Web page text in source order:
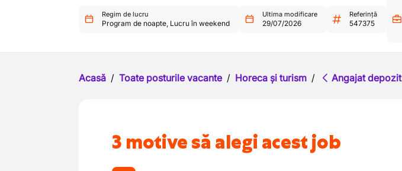
Regim de lucru
Program de noapte, Lucru în weekend
Ultima modificare
29/07/2026
Referință
547375
Acasă / Toate posturile vacante / Horeca și turism / Angajat depozit
3 motive să alegi acest job